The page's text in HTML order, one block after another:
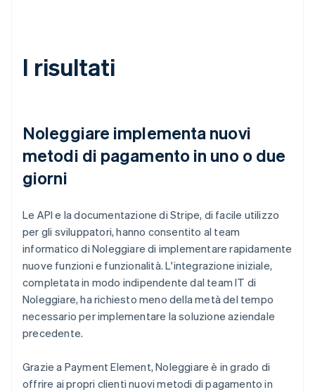
I risultati
Noleggiare implementa nuovi
metodi di pagamento in uno o due
giorni
Le API e la documentazione di Stripe, di facile utilizzo
per gli sviluppatori, hanno consentito al team
informatico di Noleggiare di implementare rapidamente
nuove funzioni e funzionalità. L'integrazione iniziale,
completata in modo indipendente dal team IT di
Noleggiare, ha richiesto meno della metà del tempo
necessario per implementare la soluzione aziendale
precedente.
Grazie a Payment Element, Noleggiare è in grado di
offrire ai propri clienti nuovi metodi di pagamento in